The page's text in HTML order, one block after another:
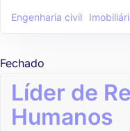
Engenharia civil
Fechado
Líder de
Humanos